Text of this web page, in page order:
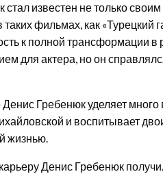
стал известен не только
фильмах, как «Турецкий
к полной трансформации
для актера, но он
Гребенюк уделяет
и воспитывает
жизнью.
Денис Гребенюк